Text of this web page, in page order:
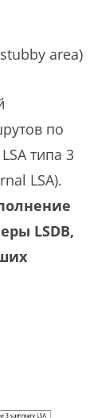
area)
по
типа 3
LSA).
LSDB,